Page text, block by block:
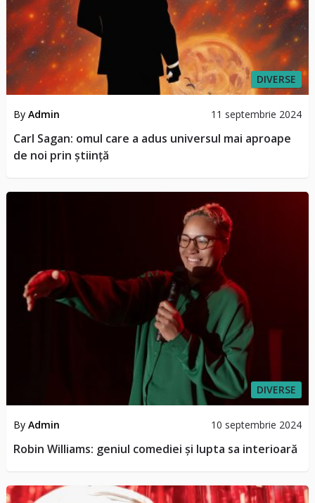
DIVERSE
By Admin 11 septembrie 2024
Carl Sagan: omul care a adus universul mai aproape
de noi prin știință
DIVERSE
By Admin 10 septembrie 2024
Robin Williams: geniul comediei și lupta sa interioară